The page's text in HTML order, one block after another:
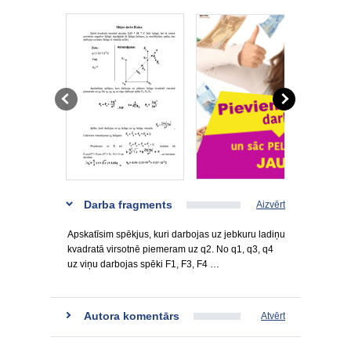
Darba fragments Aizvērt
Apskatīsim spēkjus, kuri darbojas uz jebkuru ladiņu
kvadratā virsotnē piemeram uz q2. No q1, q3, q4
uz viņu darbojas spēki F1, F3, F4 …
Autora komentārs Atvērt